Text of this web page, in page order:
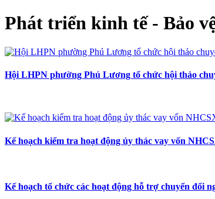
Phát triển kinh tế - Bảo
Hội LHPN phường Phú Lương tổ chức hội thảo
Kế hoạch kiểm tra hoạt động ủy thác vay vốn
Kế hoạch tổ chức các hoạt động hỗ trợ chuyển đổi